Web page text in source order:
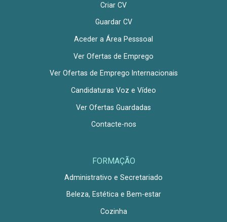
Criar CV
Guardar CV
Aceder a Área Pesssoal
Ver Ofertas de Emprego
Ver Ofertas de Emprego Internacionais
Candidaturas Voz e Vídeo
Ver Ofertas Guardadas
Contacte-nos
FORMAÇÃO
Administrativo e Secretariado
Beleza, Estética e Bem-estar
Cozinha